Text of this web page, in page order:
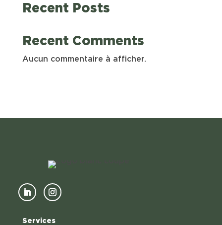
Recent Posts
Recent Comments
Aucun commentaire à afficher.
Services